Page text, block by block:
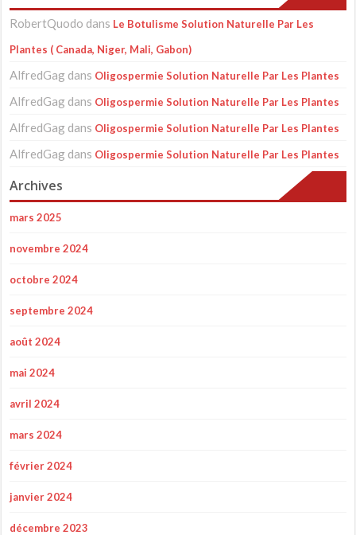
RobertQuodo dans Le Botulisme Solution Naturelle Par Les
Plantes ( Canada, Niger, Mali, Gabon)
AlfredGag dans Oligospermie Solution Naturelle Par Les Plantes
AlfredGag dans Oligospermie Solution Naturelle Par Les Plantes
AlfredGag dans Oligospermie Solution Naturelle Par Les Plantes
AlfredGag dans Oligospermie Solution Naturelle Par Les Plantes
Archives
mars 2025
novembre 2024
octobre 2024
septembre 2024
août 2024
mai 2024
avril 2024
mars 2024
février 2024
janvier 2024
décembre 2023